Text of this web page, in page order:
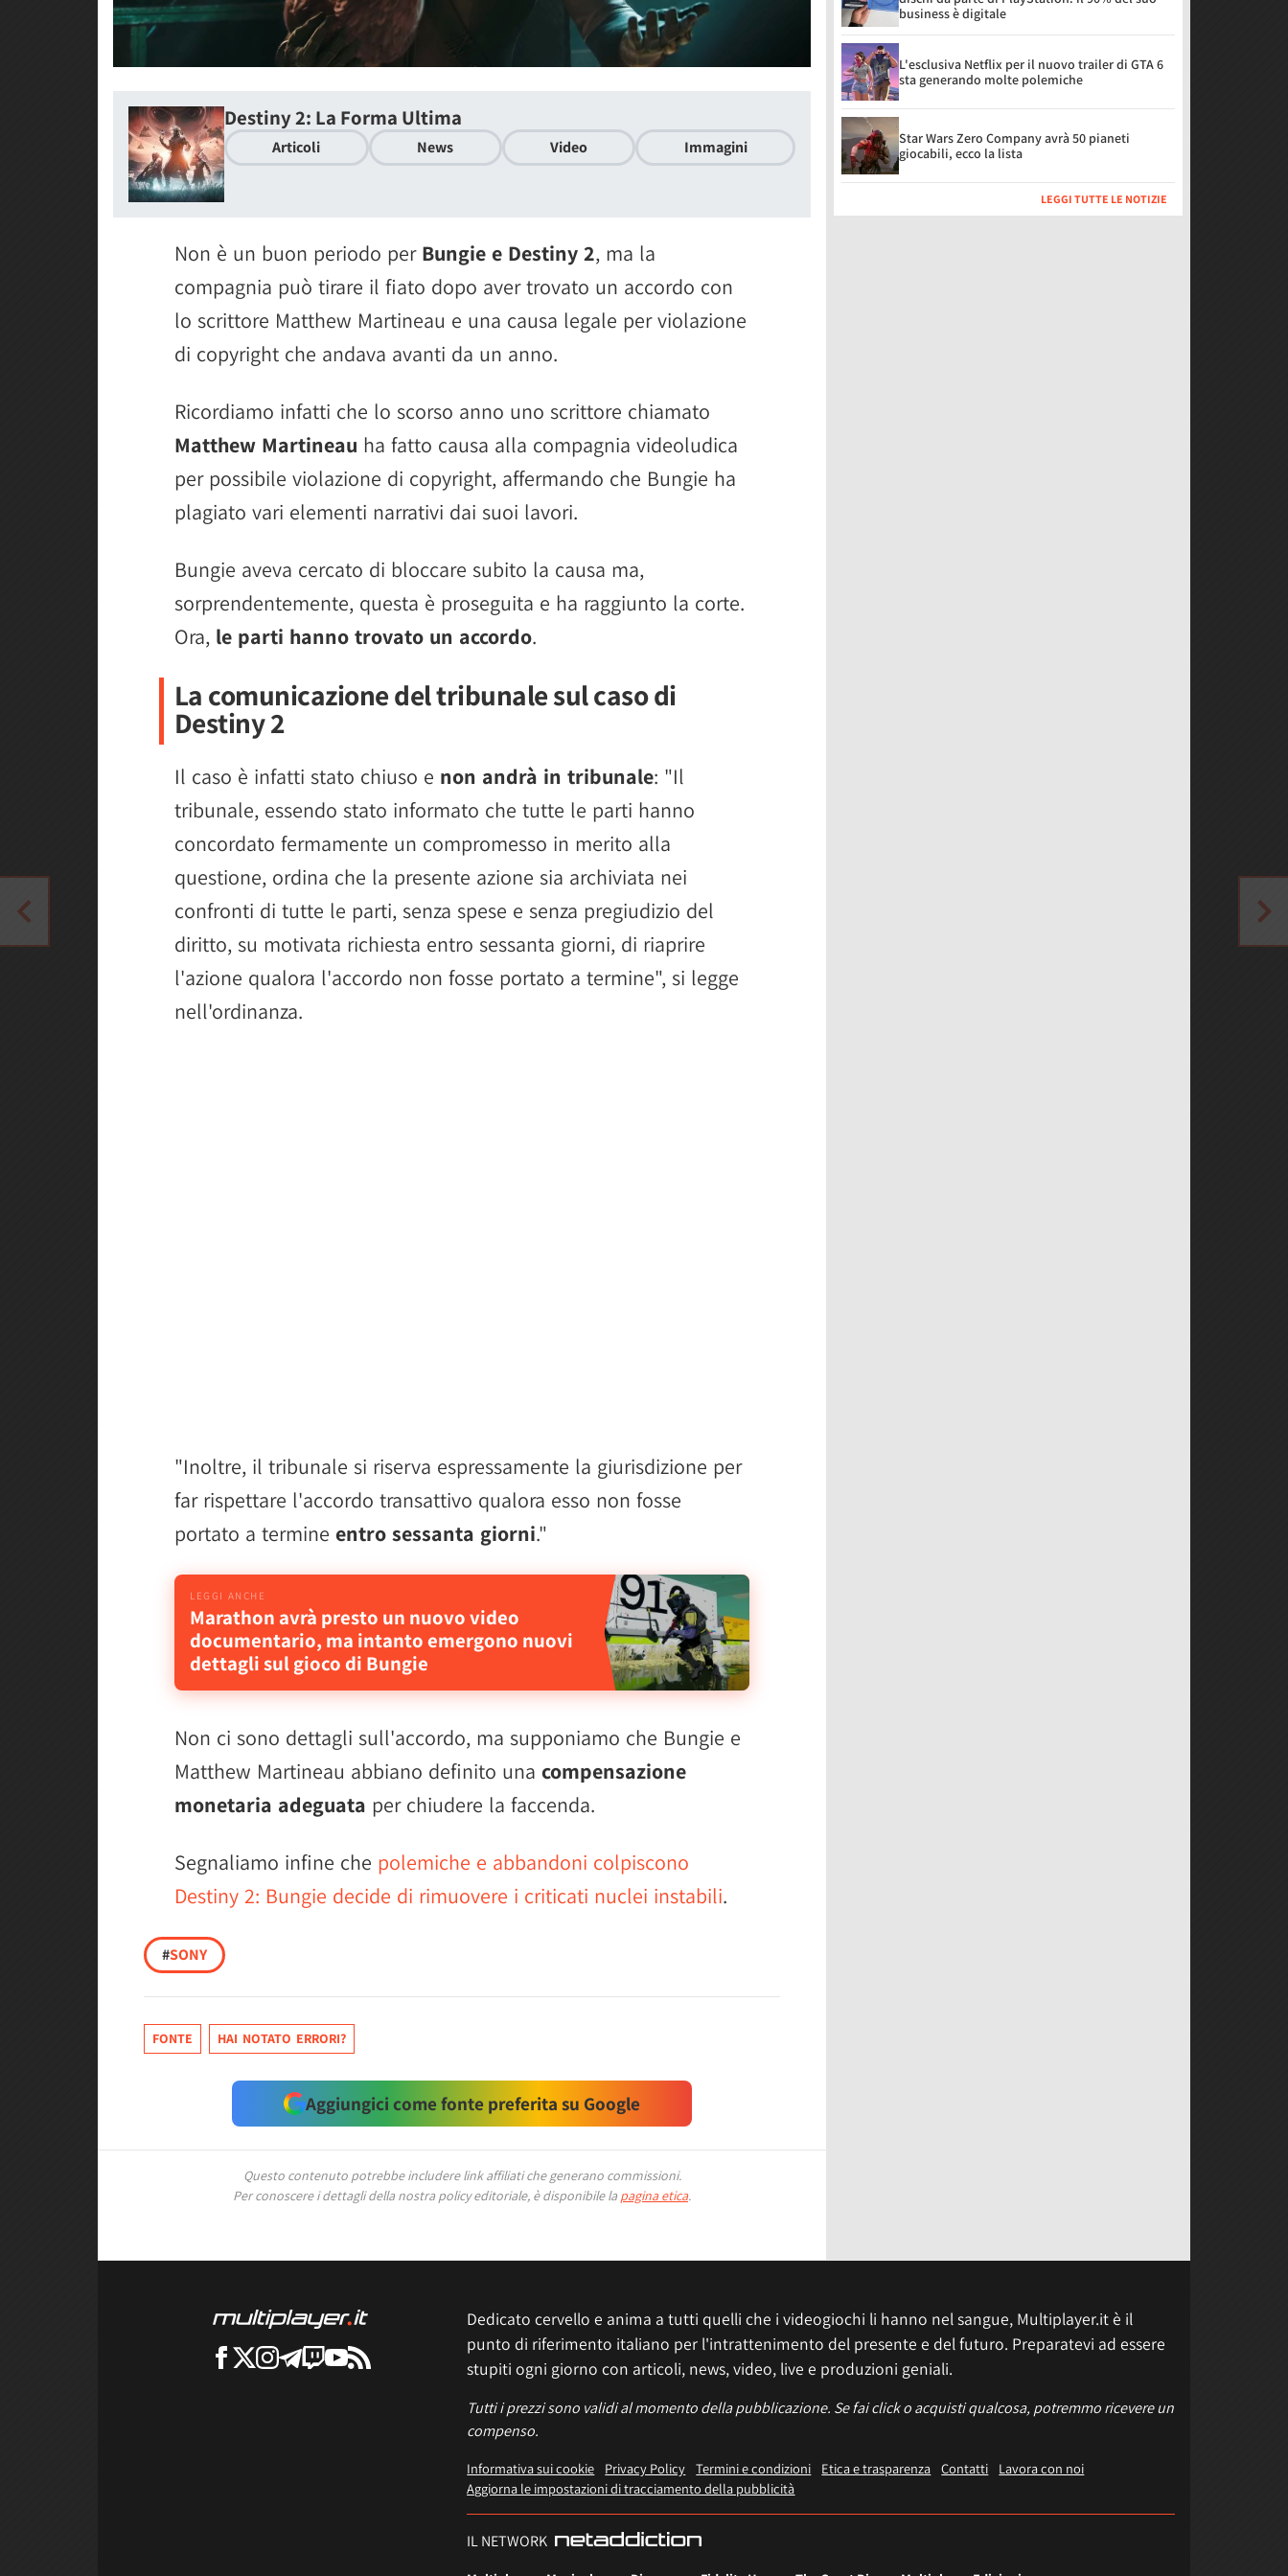
Destiny 2: La Forma Ultima
Articoli News Video Immagini
Non è un buon periodo per Bungie e Destiny 2, ma la
compagnia può tirare il fiato dopo aver trovato un accordo con
lo scrittore Matthew Martineau e una causa legale per violazione
di copyright che andava avanti da un anno.
Ricordiamo infatti che lo scorso anno uno scrittore chiamato
Matthew Martineau ha fatto causa alla compagnia videoludica
per possibile violazione di copyright, affermando che Bungie ha
plagiato vari elementi narrativi dai suoi lavori.
Bungie aveva cercato di bloccare subito la causa ma,
sorprendentemente, questa è proseguita e ha raggiunto la corte.
Ora, le parti hanno trovato un accordo.
La comunicazione del tribunale sul caso di
Destiny 2
Il caso è infatti stato chiuso e non andrà in tribunale: "Il
tribunale, essendo stato informato che tutte le parti hanno
concordato fermamente un compromesso in merito alla
questione, ordina che la presente azione sia archiviata nei
confronti di tutte le parti, senza spese e senza pregiudizio del
diritto, su motivata richiesta entro sessanta giorni, di riaprire
l'azione qualora l'accordo non fosse portato a termine", si legge
nell'ordinanza.
"Inoltre, il tribunale si riserva espressamente la giurisdizione per
far rispettare l'accordo transattivo qualora esso non fosse
portato a termine entro sessanta giorni."
Marathon avrà presto un nuovo video
documentario, ma intanto emergono nuovi
dettagli sul gioco di Bungie
Non ci sono dettagli sull'accordo, ma supponiamo che Bungie e
Matthew Martineau abbiano definito una compensazione
monetaria adeguata per chiudere la faccenda.
Segnaliamo infine che polemiche e abbandoni colpiscono
Destiny 2: Bungie decide di rimuovere i criticati nuclei instabili.
#SONY
FONTE HAI NOTATO ERRORI?
Aggiungici come fonte preferita su Google
Questo contenuto potrebbe includere link affiliati che generano commissioni.
Per conoscere i dettagli della nostra policy editoriale, è disponibile la pagina etica.
business è digitale
L'esclusiva Netflix per il nuovo trailer di GTA 6
sta generando molte polemiche
Star Wars Zero Company avrà 50 pianeti
giocabili, ecco la lista
LEGGI TUTTE LE NOTIZIE
Dedicato cervello e anima a tutti quelli che i videogiochi li hanno nel sangue, Multiplayer.it è il
punto di riferimento italiano per l'intrattenimento del presente e del futuro. Preparatevi ad essere
stupiti ogni giorno con articoli, news, video, live e produzioni geniali.
Tutti i prezzi sono validi al momento della pubblicazione. Se fai click o acquisti qualcosa, potremmo ricevere un
compenso.
Informativa sui cookie Privacy Policy Termini e condizioni Etica e trasparenza Contatti
Lavora con noi
Aggiorna le impostazioni di tracciamento della pubblicità
IL NETWORK